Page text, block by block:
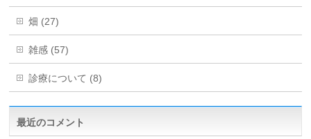
畑 (27)
雑感 (57)
診療について (8)
最近のコメント